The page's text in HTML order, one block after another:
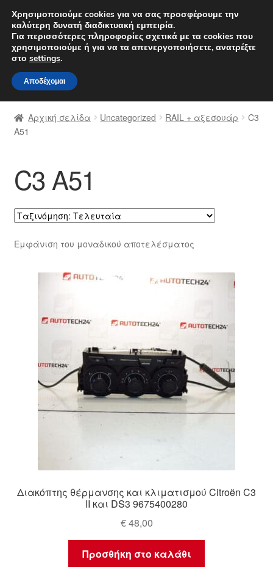
ΑΠΟΣΤΟΛΗ από 7 EUR
Δευτέρα-Παρ. 9 π.μ. - 4 μ.μ.
Απευθείας
μετάβαση
στην
πλοήγηση
Μετάβαση
σε
περιεχόμενο
Αρχική
Διαδικασία Παραπόνων
Καροτσάκι
Μεταφορά
Οροι και Προϋποθέσεις
Παγκόσμια αποστολή
Παράπονα
πληρωμές
Αρχική σελίδα Uncategorized RAIL + αξεσουάρ
C3
A51
C3 A51
Εμφάνιση του μοναδικού αποτελέσματος
Διακόπτης θέρμανσης και κλιματισμού Citroën C3
II και DS3 9675400280
€48,00
Προσθήκη στο καλάθι
Χρησιμοποιούμε cookies για να σας προσφέρουμε την
καλύτερη δυνατή διαδικτυακή εμπειρία.
Για περισσότερες πληροφορίες σχετικά με τα cookies που
χρησιμοποιούμε ή για να τα απενεργοποιήσετε, ανατρέξτε
στο settings.
Αποδέχομαι